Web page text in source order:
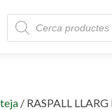
to
content
Products
search
/ RASPALL